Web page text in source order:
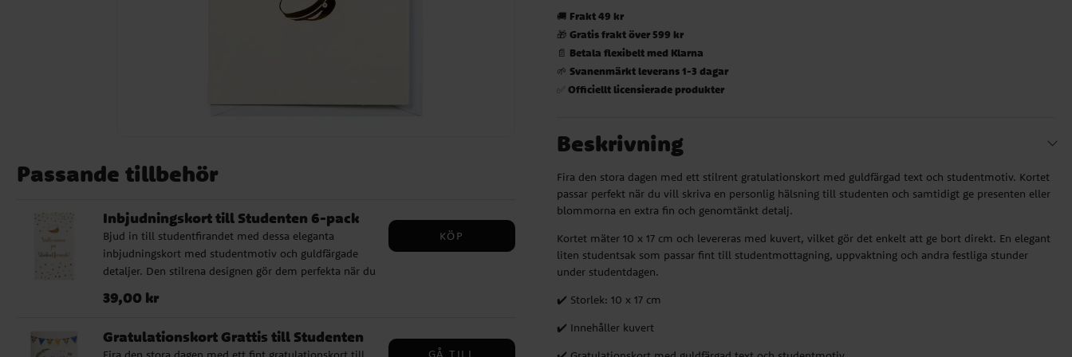
Passande tillbehör
Inbjudningskort till Studenten 6-pack
Bjud in till studentfirandet med dessa eleganta
inbjudningskort med studentmotiv och guldfärgade
detaljer. Den stilrena designen gör dem perfekta när du
innan själva studentdagen. Korten kommer i 6-pack
skriva tid, plats och annan viktig information inför
Pris :39,00 kr
39,00 kr
KÖP
Gratulationskort Grattis till Studenten
GÅ TILL
🚚 Frakt 49 kr
🎁Gratis frakt över 599 kr
📄 Betala flexibelt med Klarna
🌱Svanenmärkt leverans 1-3 dagar
✅Officiellt licensierade produkter
Beskrivning
Fira den stora dagen med ett stilrent gratulationskort med guldfärgad text och studentmotiv. Kortet
passar perfekt när du vill skriva en personlig hälsning till studenten och samtidigt ge presenten eller
blommorna en extra fin och genomtänkt detalj.
Kortet mäter 10 x 17 cm och levereras med kuvert, vilket gör det enkelt att ge bort direkt. En elegant
liten studentsak som passar fint till studentmottagning, uppvaktning och andra festliga stunder
under studentdagen.
✔️ Storlek: 10 x 17 cm
✔️ Innehåller kuvert